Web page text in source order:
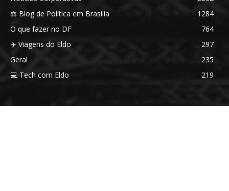
⚖️ Blog de Política em Brasília
1284
O que fazer no DF
764
✈️ Viagens do Eldo
297
Geral
235
💻 Tech com Eldo
219